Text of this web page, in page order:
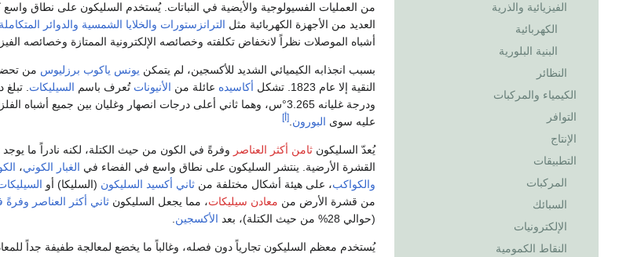
الفيزيائية والذرية
الكهربائية
البنية البلورية
النظائر
الكيمياء والمركبات
التوافر
الإنتاج
التطبيقات
المركبات
السبائك
الإلكترونيات
النقاط الكمومية
من العمليات الفسيولوجية والأيضية في النباتات. يُستخدم السليكون على نطاق
العديد من الأجهزة الكهربائية مثل الترانزستورات والخلايا الشمسية والدوائر المتكاملة
أشباه الموصلات نظراً لانخفاض تكلفته وخصائصه الإلكترونية الممتازة وخصائصه
بسبب انجذابه الكيميائي الشديد للأكسجين، لم يتمكن يونس ياكوب برزليوس من
النقية إلا عام 1823. تشكل
أكاسيده عائلة من الأنيونات تُعرف باسم السيليكات
ودرجة غليانه 3.265°س، وهما ثاني أعلى درجات انصهار وغليان بين جميع أشباه
عليه سوى البورون [أ]
يُعدّ السليكون ثامن أكثر العناصر وفرةً في الكون من حيث الكتلة، لكنه نادراً ما
القشرة الأرضية. ينتشر السليكون على نطاق واسع في الفضاء في الغبار الكوني،
والكواكب، على هيئة أشكال مختلفة من ثاني أكسيد السليكون (السليكا) أو
من قشرة الأرض من معادن سيليكات، مما يجعل السليكون ثاني أكثر العناصر
(حوالي 28% من حيث الكتلة)، بعد
الأكسجين
يُستخدم معظم السليكون تجارياً دون فصله، وغالباً ما يخضع لمعالجة طفيفة جداً